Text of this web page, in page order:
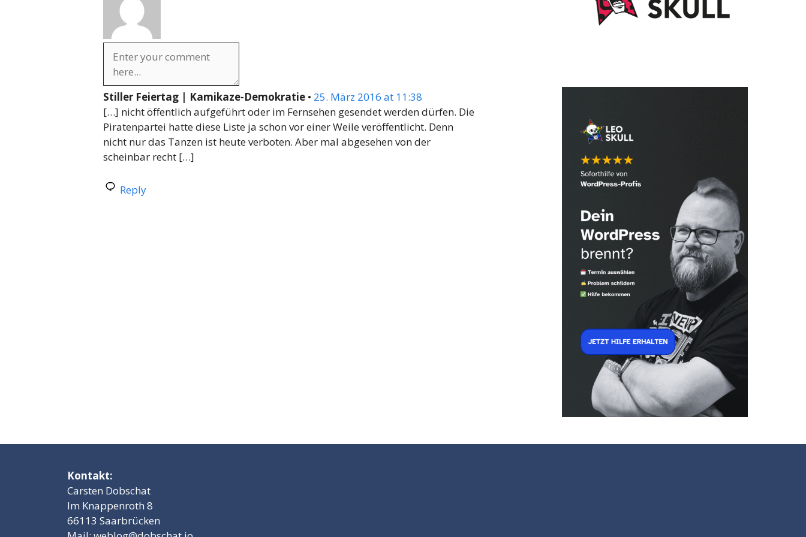
Stiller Feiertag | Kamikaze-Demokratie • 25. März 2016 at 11:38
[…] nicht öffentlich aufgeführt oder im Fernsehen gesendet werden dürfen. Die
Piratenpartei hatte diese Liste ja schon vor einer Weile veröffentlicht. Denn
nicht nur das Tanzen ist heute verboten. Aber mal abgesehen von der
scheinbar recht […]
Reply
Kontakt:
Carsten Dobschat
Im Knappenroth 8
66113 Saarbrücken